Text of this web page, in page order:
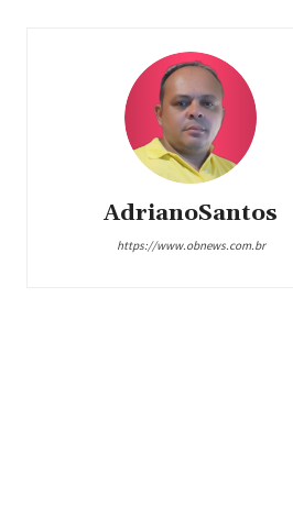
AdrianoSantos
https://www.obnews.com.br